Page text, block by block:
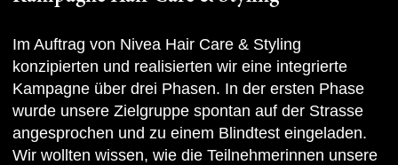
Im Auftrag von Nivea Hair Care & Styling
konzipierten und realisierten wir eine integrierte
Kampagne über drei Phasen. In der ersten Phase
wurde unsere Zielgruppe spontan auf der Strasse
angesprochen und zu einem Blindtest eingeladen.
Wir wollten wissen, wie die Teilnehmerinnen unsere